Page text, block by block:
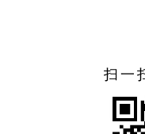
扫一